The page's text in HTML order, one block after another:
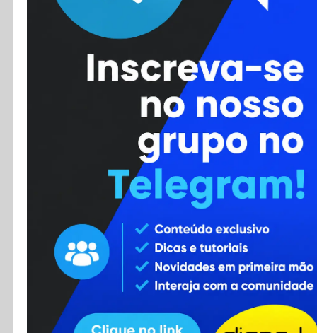
Colaboradores
Cursos
Enviar Dica
Contato
RSS